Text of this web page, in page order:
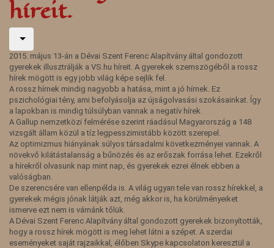
híreit.
2015. május 13-án a Dévai Szent Ferenc Alapítvány által gondozott
gyerekek illusztrálják a VS.hu híreit. A gyerekek szemszögéből a rossz
hírek mögött is egy jobb világ képe sejlik fel.
A rossz hírnek mindig nagyobb a hatása, mint a jó hírnek. Ez
pszichológiai tény, ami befolyásolja az újságolvasási szokásainkat. Így
a lapokban is mindig túlsúlyban vannak a negatív hírek.
A Gallup nemzetközi felmérése szerint ráadásul Magyarország a 148
vizsgált állam közül a tíz legpesszimistább között szerepel.
Az optimizmus hiányának súlyos társadalmi következményei vannak. A
növekvő kilátástalanság a bűnözés és az erőszak forrása lehet. Ezekről
a hírekről olvasunk nap mint nap, és gyerekek ezrei élnek ebben a
valóságban.
De szerencsére van ellenpélda is. A világ ugyan tele van rossz hírekkel, a
gyerekek mégis jónak látják azt, még akkor is, ha körülményeiket
ismerve ezt nem is várnánk tőlük.
A Dévai Szent Ferenc Alapítvány által gondozott gyerekek bizonyították,
hogy a rossz hírek mögött is meg lehet látni a szépet. A szerdai
eseményeket saját rajzaikkal, élőben Skype kapcsolaton keresztül a